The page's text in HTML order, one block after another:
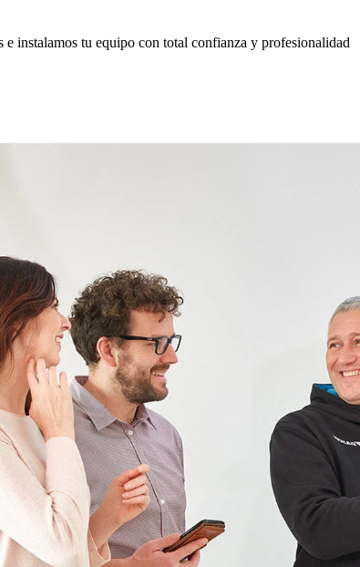
instalamos tu equipo con total confianza y profesionalidad